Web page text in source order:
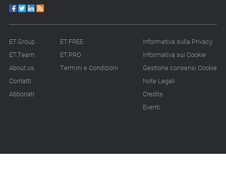
ET.Group
ET.Team
About us
Contatti
Abbonati
ET.FREE
ET.PRO
Termini e Condizioni
Informativa sulla Privacy
Informativa sui Cookie
Gestione consensi Cookie
Note Legali
Credits
Eventi